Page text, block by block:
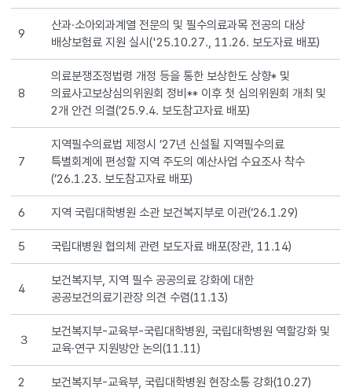
국가의
지원을
강화했어요
9
산과·소아외과계열 전문의 및 필수의료과목 전공의 대상
배상보험료 지원 실시('25.10.27., 11.26. 보도자료 배포)
8
의료분쟁조정법령 개정 등을 통한 보상한도 상향* 및
의료사고보상심의위원회 정비** 이후 첫 심의위원회 개최 및
2개 안건 의결(’25.9.4. 보도참고자료 배포)
7
지역필수의료법 제정시 ’27년 신설될 지역필수의료
특별회계에 편성할 지역 주도의 예산사업 수요조사 착수
(’26.1.23. 보도참고자료 배포)
6 지역 국립대학병원 소관 보건복지부로 이관(‘26.1.29)
5 국립대병원 협의체 관련 보도자료 배포(장관, 11.14)
4
보건복지부, 지역 필수 공공의료 강화에 대한
공공보건의료기관장 의견 수렴(11.13)
３
보건복지부-교육부-국립대학병원, 국립대학병원 역할강화 및
교육·연구 지원방안 논의(11.11)
2 보건복지부-교육부, 국립대학병원 현장소통 강화(10.27)